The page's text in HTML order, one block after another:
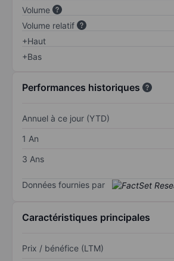
Volume
Volume relatif
+Haut
+Bas
Performances historiques
Annuel à ce jour (YTD)
1 An
3 Ans
Données fournies par
Caractéristiques principales
Prix / bénéfice (LTM)